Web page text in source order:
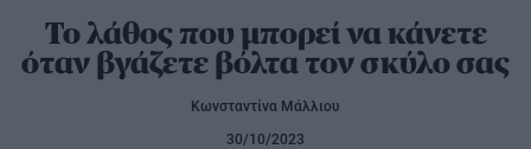
Εκπαίδευση
Lifestyle
Υγεία
Διατροφή
Άλλα κατοικίδια
Το λάθος που μπορεί να κάνετε
όταν βγάζετε βόλτα τον σκύλο σας
Κωνσταντίνα Μάλλιου
30/10/2023